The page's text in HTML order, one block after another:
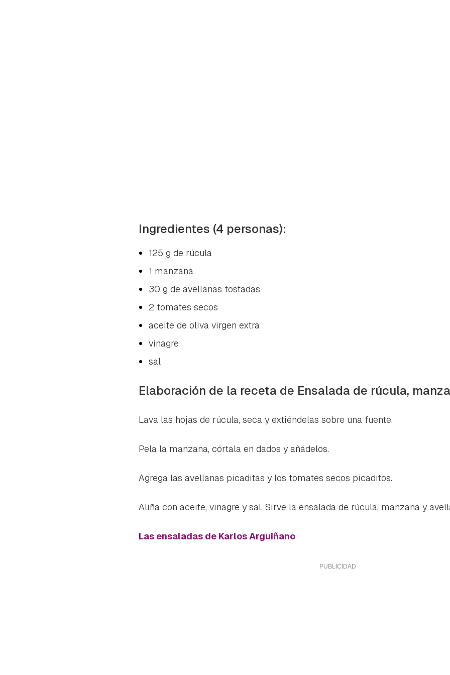
Ingredientes (4 personas):
125 g de rúcula
1 manzana
30 g de avellanas tostadas
2 tomates secos
aceite de oliva virgen extra
vinagre
sal
Elaboración de la receta de Ensalada de rúcula,
Lava las hojas de rúcula, seca y extiéndelas sobre una fuente.
Pela la manzana, córtala en dados y añádelos.
Agrega las avellanas picaditas y los tomates secos picaditos.
Aliña con aceite, vinagre y sal. Sirve la ensalada de rúcula, manzana y
Las ensaladas de Karlos Arguiñano